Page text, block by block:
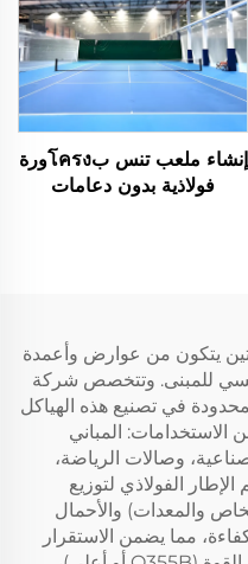
إنشاء ملعب تنس بโครงورة
فولاذية بدون دعامات
يتكون من عوارض وأعمدة
للمبنى. وتتخصص شركة
في تصنيع هذه الهياكل
الاستخدامات: المباني
وصالات الرياضة،
الفولاذي لتوزيع
والمعدات) والأحمال
مما يضمن الاستقرار